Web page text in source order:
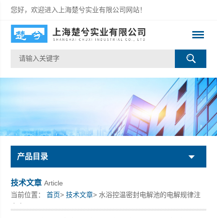
您好，欢迎进入上海楚兮实业有限公司网站！
产品目录
技术文章 Article
当前位置：首页>技术文章> 水浴控温密封电解池的电解规律注